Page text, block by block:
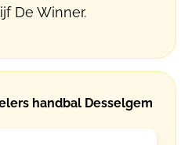
De Winner.
handbal Desselgem